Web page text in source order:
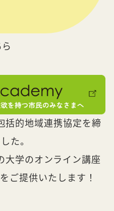
括的地域連携協定を締
た。
大学のオンライン講座
ご提供いたします！